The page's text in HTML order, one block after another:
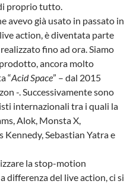
proprio tutto.
avevo già usato in passato in
action, è diventata parte
fino ad ora. Siamo
ancora molto
“Acid Space” – dal 2015
-. Successivamente sono
internazionali tra i quali la
Alok, Monsta X,
Sebastian Yatra e
la stop-motion
differenza del live action, ci si